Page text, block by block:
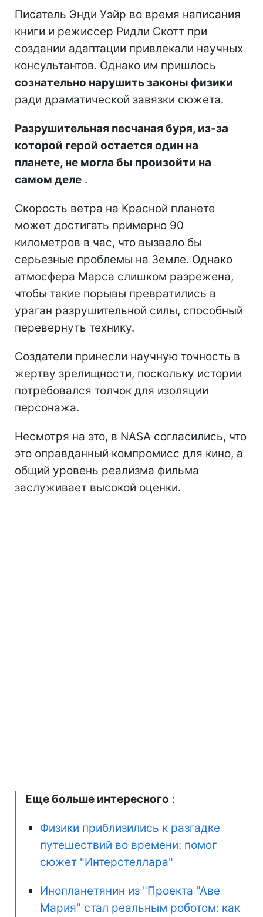
Писатель Энди Уэйр во время написания
книги и режиссер Ридли Скотт при
создании адаптации привлекали научных
консультантов. Однако им пришлось
сознательно нарушить законы физики
ради драматической завязки сюжета.
Разрушительная песчаная буря, из-за
которой герой остается один на
планете, не могла бы произойти на
самом деле .
Скорость ветра на Красной планете
может достигать примерно 90
километров в час, что вызвало бы
серьезные проблемы на Земле. Однако
атмосфера Марса слишком разрежена,
чтобы такие порывы превратились в
ураган разрушительной силы, способный
перевернуть технику.
Создатели принесли научную точность в
жертву зрелищности, поскольку истории
потребовался толчок для изоляции
персонажа.
Несмотря на это, в NASA согласились, что
это оправданный компромисс для кино, а
общий уровень реализма фильма
заслуживает высокой оценки.
Еще больше интересного :
Физики приблизились к разгадке
путешествий во времени: помог
сюжет "Интерстеллара"
Инопланетянин из "Проекта "Аве
Мария" стал реальным роботом: как